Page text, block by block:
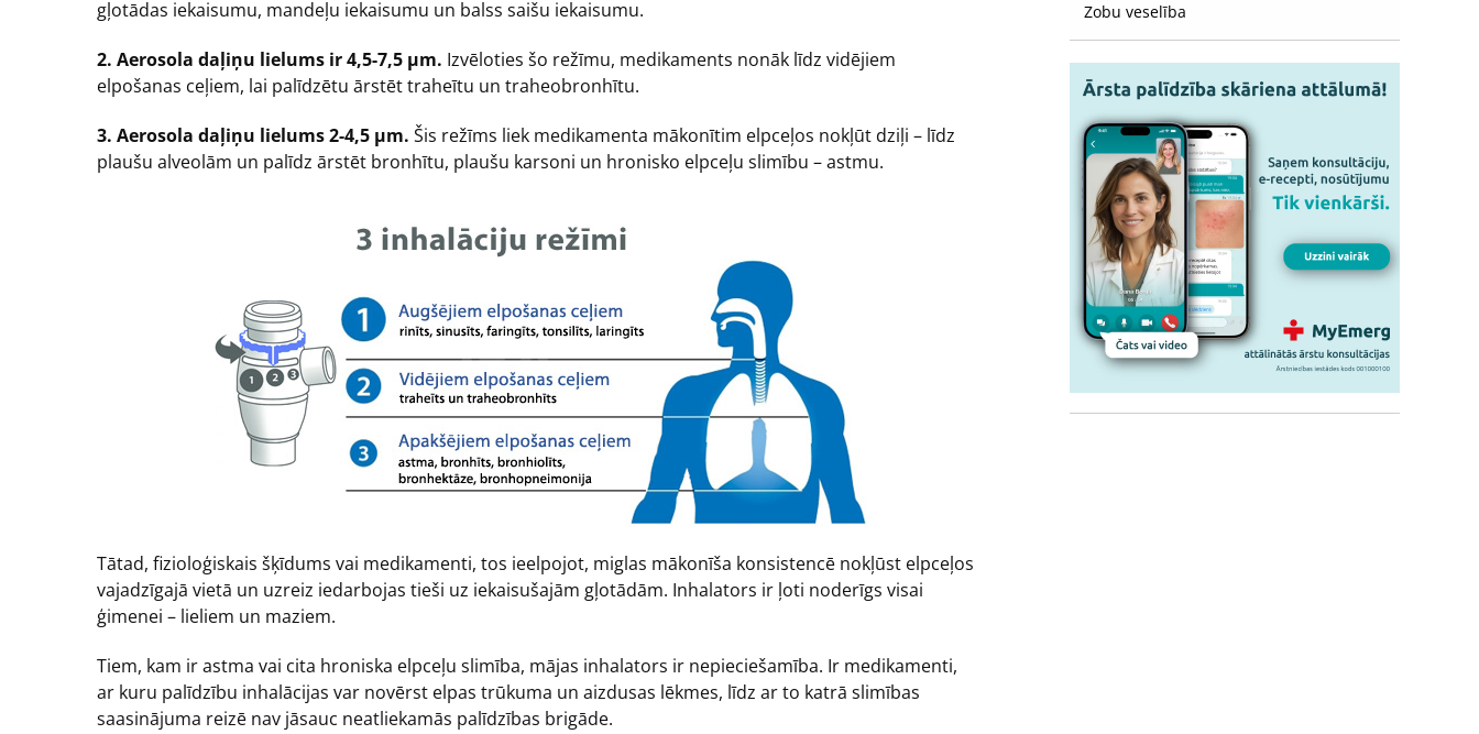
gļotādas iekaisumu, mandeļu iekaisumu un balss saišu iekaisumu.
2. Aerosola daļiņu lielums ir 4,5-7,5 µm. Izvēloties šo režīmu, medikaments nonāk līdz vidējiem
elpošanas ceļiem, lai palīdzētu ārstēt traheītu un traheobronhītu.
3. Aerosola daļiņu lielums 2-4,5 µm. Šis režīms liek medikamenta mākonītim elpceļos nokļūt dziļi – līdz
plaušu alveolām un palīdz ārstēt bronhītu, plaušu karsoni un hronisko elpceļu slimību – astmu.
Tātad, fizioloģiskais šķīdums vai medikamenti, tos ieelpojot, miglas mākonīša konsistencē nokļūst elpceļos
vajadzīgajā vietā un uzreiz iedarbojas tieši uz iekaisušajām gļotādām. Inhalators ir ļoti noderīgs visai
ģimenei – lieliem un maziem.
Tiem, kam ir astma vai cita hroniska elpceļu slimība, mājas inhalators ir nepieciešamība. Ir medikamenti,
ar kuru palīdzību inhalācijas var novērst elpas trūkuma un aizdusas lēkmes, līdz ar to katrā slimības
saasinājuma reizē nav jāsauc neatliekamās palīdzības brigāde.
Zobu veselība